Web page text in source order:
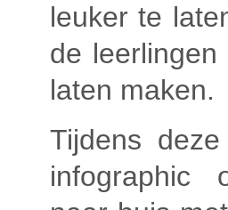
leuker te
de
laten maken.
Tijdens
infographic